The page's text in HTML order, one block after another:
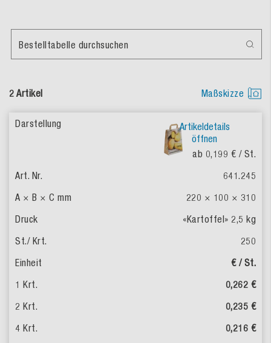
2 Artikel Maßskizze
Bestelltabelle durchsuchen
Artikeldetails
öffnen
ab 0,199 € / St.
641.245
220 × 100 × 310
«Kartoffel» 2,5 kg
250
€ / St.
0,262 €
0,235 €
0,216 €